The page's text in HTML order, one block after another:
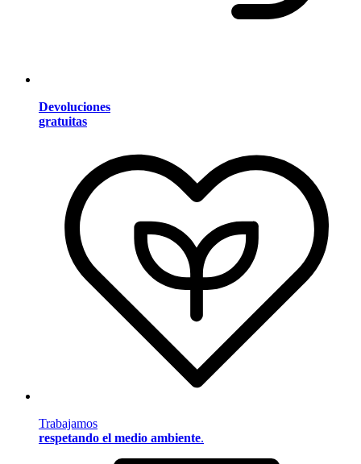
Devoluciones
gratuitas
Trabajamos
respetando el medio ambiente.